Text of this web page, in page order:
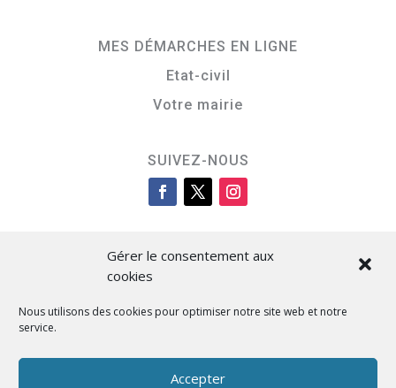
Gérer le consentement aux
cookies
Nous utilisons des cookies pour optimiser notre site web et notre
service.
Accepter
MES DÉMARCHES EN LIGNE
Etat-civil
Votre mairie
SUIVEZ-NOUS
Cità di L’Isula